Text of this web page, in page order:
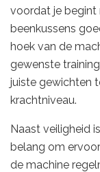
voordat je begint
beenkussens
hoek van de
gewenste
juiste gewichten
krachtniveau.
Naast veiligheid
belang om
de machine